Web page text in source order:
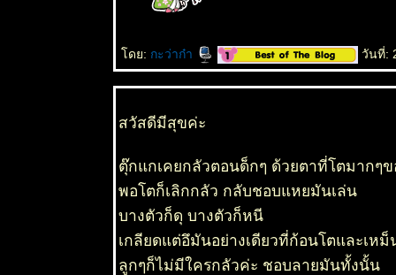
ดย: กะว่าก๋า วันที่:
สวัสดีมีสุขค่ะ
ตุ๊กแกเคยกลัวตอนด็กๆ ด้วยตาที่โตมากๆ
พอโตก็เลิกกลัว กลับชอบแหยมันเล่น
บางตัวก็ดุ บางตัวก็หนี
เกลียดแต่อึมันอย่างเดียวที่ก้อนโตและเหม็
ลูกๆก็ไม่มีใครกลัวค่ะ ชอบลายมันทั้งนั้น